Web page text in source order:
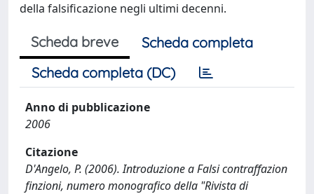
della falsificazione negli ultimi decenni.
Scheda breve
Scheda completa
Scheda completa (DC)
Anno di pubblicazione
2006
Citazione
D'Angelo, P. (2006). Introduzione a Falsi contraffazion
finzioni, numero monografico della "Rivista di